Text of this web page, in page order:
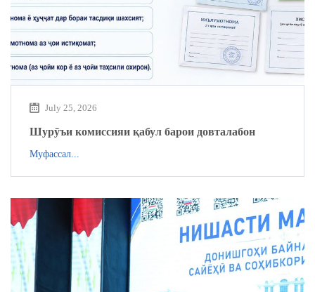
July 25, 2026
Шурӯъи комиссияи қабул барои довталабон
Муфассал...